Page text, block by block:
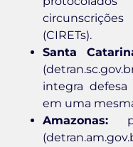
(CIRETs).
Santa
integra
em uma
Amazonas: